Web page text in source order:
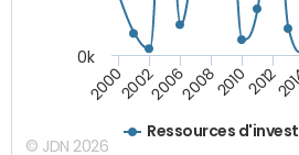
Ressources
200020022006200820102012
0k
© JDN 2026